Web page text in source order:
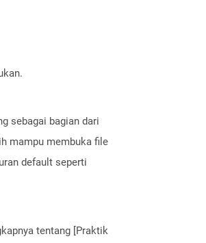
sebagai bagian dari
mampu membuka file
default seperti
tentang [Praktik